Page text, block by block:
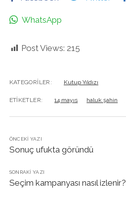
WhatsApp
Post Views: 215
KATEGORILER: Kutup Yıldızı
ETIKETLER: 14 mayıs haluk şahin
ÖNCEKI YAZI
Sonuç ufukta göründü
SONRAKI YAZI
Seçim kampanyası nasıl izlenir?